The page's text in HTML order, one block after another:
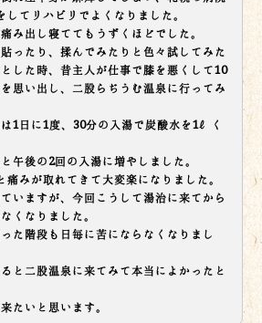
してリハビリでよくなりました。
み出し寝ててもうずくほどでした。
ったり、揉んでみたりと色々試してみた
した時、昔主人が仕事で膝を悪くして10
思い出し、二股らぢうむ温泉に行ってみ
1日に1度、30分の入湯で炭酸水を1ℓく
午後の2回の入湯に増やしました。
痛みが取れてきて大変楽になりました。
いますが、今回こうして湯治に来てから
くなりました。
た階段も日毎に苦にならなくなりまし
と二股温泉に来てみて本当によかったと
たいと思います。